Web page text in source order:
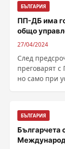
БЪЛГАРИЯ
ПП-ДБ има
общо
27/04/2024
След
преговарят
но само при
БЪЛГАРИЯ
Българчета